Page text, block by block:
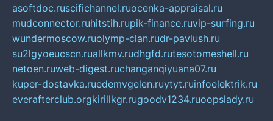
asoftdoc.ruscifichannel.ruocenka-appraisal.ru
mudconnector.ruhitstih.rupik-finance.ruvip-surfing.ru
wundermoscow.ruolymp-clan.rudr-pavlush.ru
su2lgyoeucscn.ruallkmv.rudhgfd.rutesotomeshell.ru
netoen.ruweb-digest.ruchanganqiyuana07.ru
kuper-dostavka.ruedemvgelen.ruytyt.ruinfoelektrik.ru
everafterclub.orgkirillkgr.rugoodv1234.ruoopslady.ru